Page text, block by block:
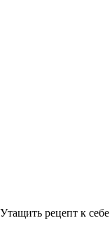
Утащить рецепт к себе